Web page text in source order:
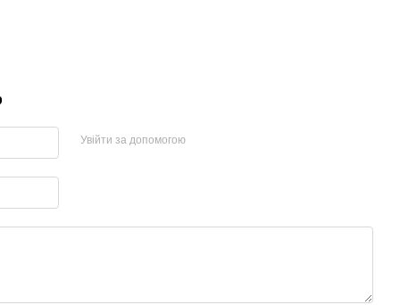
Увійти за допомогою